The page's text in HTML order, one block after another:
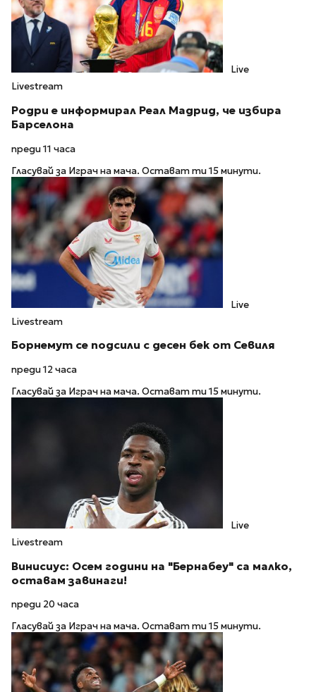
Live
Livestream
Родри е информирал Реал Мадрид, че избира
Барселона
преди 11 часа
Гласувай за Играч на мача. Остават ти 15 минути.
Live
Livestream
Борнемут се подсили с десен бек от Севиля
преди 12 часа
Гласувай за Играч на мача. Остават ти 15 минути.
Live
Livestream
Винисиус: Осем години на "Бернабеу" са малко,
оставам завинаги!
преди 20 часа
Гласувай за Играч на мача. Остават ти 15 минути.